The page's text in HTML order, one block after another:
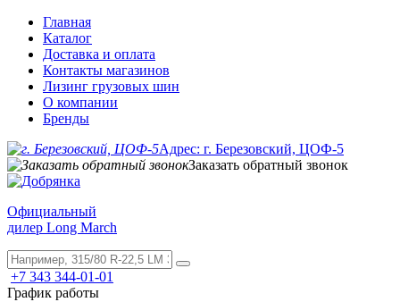
Главная
Каталог
Доставка и оплата
Контакты магазинов
Лизинг грузовых шин
О компании
Бренды
Адрес: г. Березовский, ЦОФ-5
Заказать обратный звонок
Официальный
дилер Long March
+7 343 344-01-01
График работы